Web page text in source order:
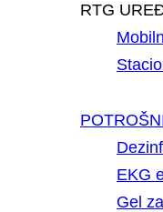
RTG
EKG
Gel